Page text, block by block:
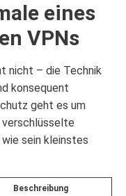
eines
VPNs
nicht – die Technik
konsequent
geht es um
sein kleinstes
Beschreibung